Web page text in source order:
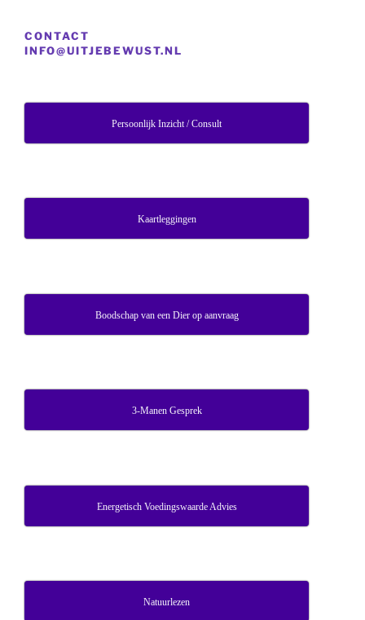
CONTACT
INFO@UITJEBEWUST.NL
Persoonlijk Inzicht / Consult
Kaartleggingen
Boodschap van een Dier op aanvraag
3-Manen Gesprek
Energetisch Voedingswaarde Advies
Natuurlezen